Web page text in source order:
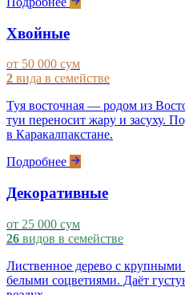
Хвойные
от 50 000 сум
2 вида в семействе
Туя восточная — родом из
туи переносит жару и засуху.
в Каракалпакстане.
Подробнее
Декоративные
от 25 000 сум
26 видов в семействе
Лиственное дерево с
белыми соцветиями. Даёт